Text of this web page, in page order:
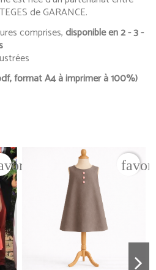
de GARANCE.
comprises,disponible en2 - 3 -
format A4 à imprimer à 100%)